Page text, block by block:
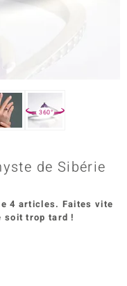
360°
de Sibérie
4 articles. Faites vite
soit trop tard !